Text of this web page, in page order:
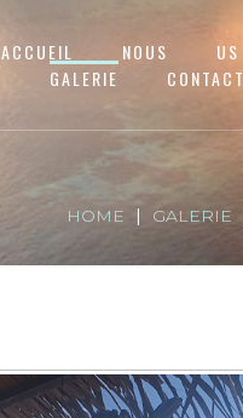
ACCUEIL NOUS US
GALERIE
CONTACT
HOME GALERIE